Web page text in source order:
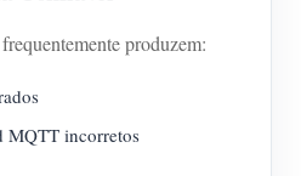
produzem:
MQTT incorretos